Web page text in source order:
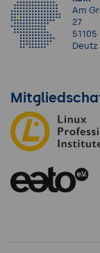
Am
27
51105
Deutz